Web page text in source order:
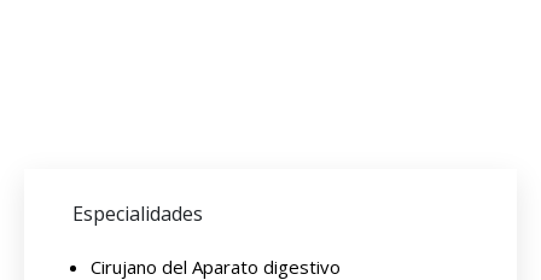
Especialidades
Cirujano del Aparato digestivo